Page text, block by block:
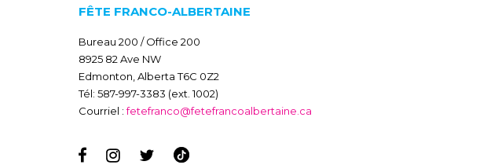
FÊTE FRANCO-ALBERTAINE
Bureau 200 / Office 200
8925 82 Ave NW
Edmonton, Alberta T6C 0Z2
Tél: 587-997-3383 (ext. 1002)
Courriel :fetefranco@fetefrancoalbertaine.ca